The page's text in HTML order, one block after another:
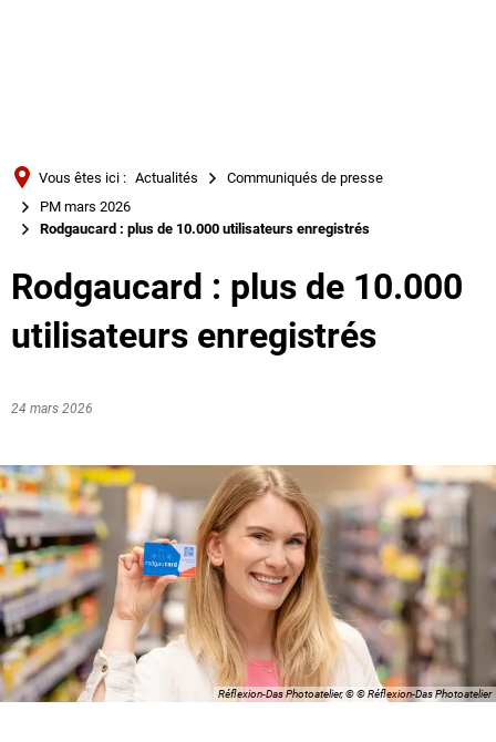
Български
Русский
Deutsch
Vous êtes ici : Actualités
Communiqués de presse
PM mars 2026
Rodgaucard : plus de 10.000 utilisateurs enregistrés
Rodgaucard : plus de 10.000
utilisateurs enregistrés
24 mars 2026
Réflexion-Das Photoatelier, © © Réflexion-Das Photoatelier